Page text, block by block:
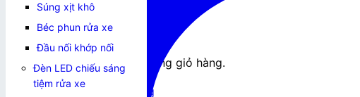
Chưa có sản phẩm trong giỏ hàng.
Quay trở lại cửa hàng
Súng xịt khô
Béc phun rửa xe
Đầu nối khớp nối
Đèn LED chiếu sáng
tiệm rửa xe